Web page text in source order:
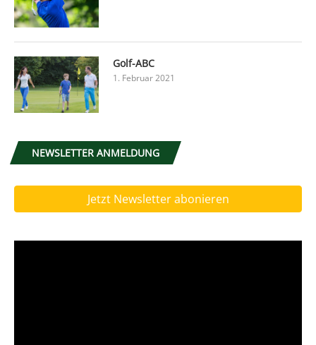
Golf-ABC
1. Februar 2021
NEWSLETTER ANMELDUNG
Jetzt Newsletter abonieren